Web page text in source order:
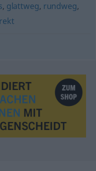
, glattweg, rundweg,